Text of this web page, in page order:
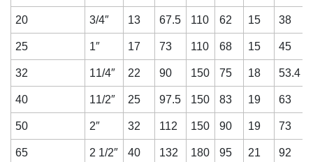
20 3/4″ 13 67.5 110 62 15 38
25 1″ 17 73 110 68 15 45
32 11/4″ 22 90 150 75 18 53.4
40 11/2″ 25 97.5 150 83 19 63
50 2″ 32 112 150 90 19 73
65 2 1/2″ 40 132 180 95 21 92